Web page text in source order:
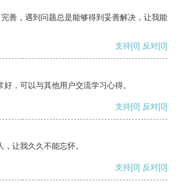
善，遇到问题总是能够得到妥善解决，让我能
支持[0] 反对[0]
，可以与其他用户交流学习心得。
支持[0] 反对[0]
让我久久不能忘怀。
支持[0] 反对[0]